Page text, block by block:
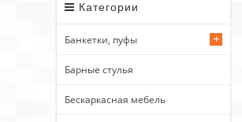
Категории
Банкетки, пуфы
Барные стулья
Бескаркасная мебель